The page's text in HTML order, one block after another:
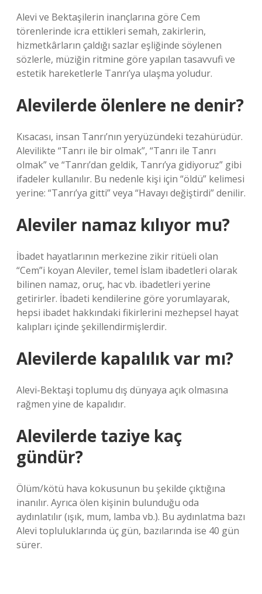
Alevi ve Bektaşilerin inançlarına göre Cem
törenlerinde icra ettikleri semah, zakirlerin,
hizmetkârların çaldığı sazlar eşliğinde söylenen
sözlerle, müziğin ritmine göre yapılan tasavvufi ve
estetik hareketlerle Tanrı’ya ulaşma yoludur.
Alevilerde ölenlere ne denir?
Kısacası, insan Tanrı’nın yeryüzündeki tezahürüdür.
Alevilikte “Tanrı ile bir olmak”, “Tanrı ile Tanrı
olmak” ve “Tanrı’dan geldik, Tanrı’ya gidiyoruz” gibi
ifadeler kullanılır. Bu nedenle kişi için “öldü” kelimesi
yerine: “Tanrı’ya gitti” veya “Havayı değiştirdi” denilir.
Aleviler namaz kılıyor mu?
İbadet hayatlarının merkezine zikir ritüeli olan
“Cem”i koyan Aleviler, temel İslam ibadetleri olarak
bilinen namaz, oruç, hac vb. ibadetleri yerine
getirirler. İbadeti kendilerine göre yorumlayarak,
hepsi ibadet hakkındaki fikirlerini mezhepsel hayat
kalıpları içinde şekillendirmişlerdir.
Alevilerde kapalılık var mı?
Alevi-Bektaşi toplumu dış dünyaya açık olmasına
rağmen yine de kapalıdır.
Alevilerde taziye kaç
gündür?
Ölüm/kötü hava kokusunun bu şekilde çıktığına
inanılır. Ayrıca ölen kişinin bulunduğu oda
aydınlatılır (ışık, mum, lamba vb.). Bu aydınlatma bazı
Alevi topluluklarında üç gün, bazılarında ise 40 gün
sürer.